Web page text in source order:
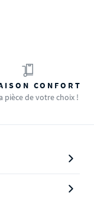
CONFORT
pièce de votre choix !